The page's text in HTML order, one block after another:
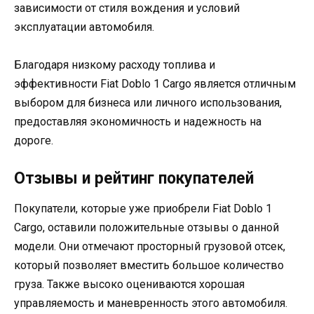
зависимости от стиля вождения и условий
эксплуатации автомобиля.
Благодаря низкому расходу топлива и
эффективности Fiat Doblo 1 Cargo является отличным
выбором для бизнеса или личного использования,
предоставляя экономичность и надежность на
дороге.
Отзывы и рейтинг покупателей
Покупатели, которые уже приобрели Fiat Doblo 1
Cargo, оставили положительные отзывы о данной
модели. Они отмечают просторный грузовой отсек,
который позволяет вместить большое количество
груза. Также высоко оцениваются хорошая
управляемость и маневренность этого автомобиля.